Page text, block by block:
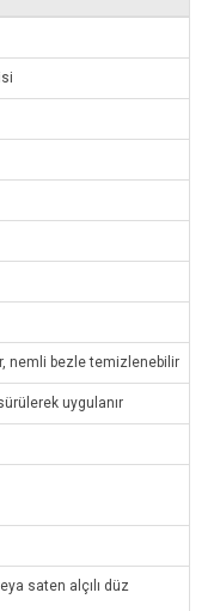
nemli bezle temizlenebilir
uygulanır
saten alçılı düz